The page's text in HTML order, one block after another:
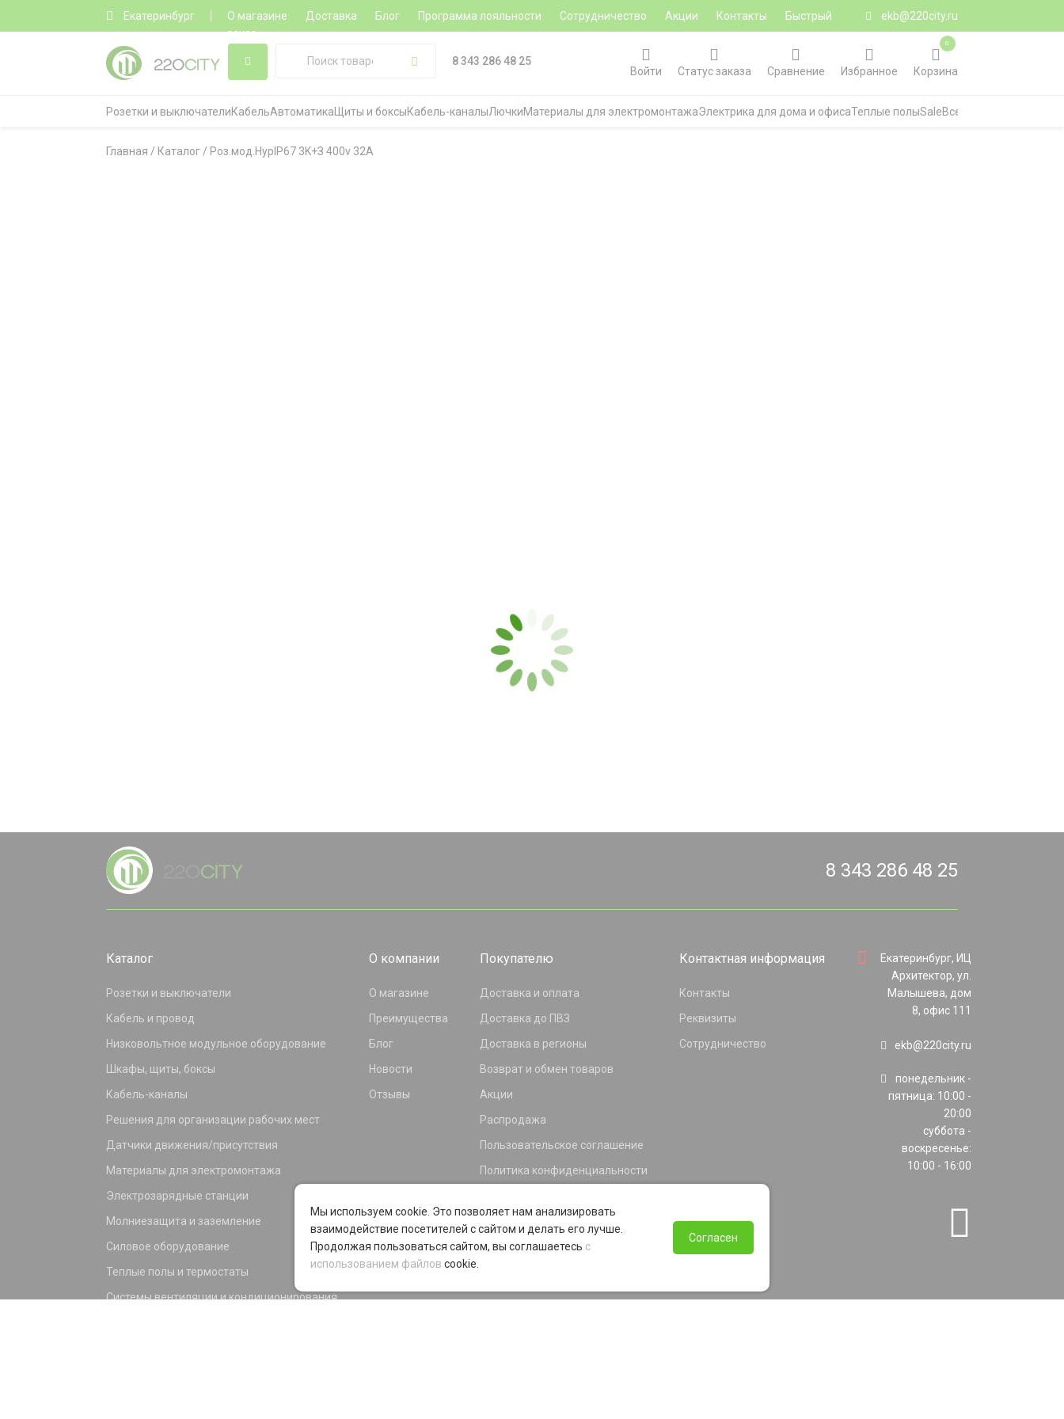
Екатеринбург О магазине Доставка Блог Программа лояльности Сотрудничество Акции Контакты
Быстрый
заказ
ekb@220city.ru
8 343 286 48 25
Войти
Статус заказа Сравнение Избранное Корзина
0
Розетки и выключателиКабельАвтоматика Щиты и боксыКабель-каналыЛючкиМатериалы для электромонтажаЭлектрика для дома и офисаТеплые полыSaleВсе категории
Главная / Каталог / Роз.мод.HypIP67 3K+З 400v 32A
8 343 286 48 25
Каталог
Розетки и выключатели
Кабель и провод
Низковольтное модульное оборудование
Шкафы, щиты, боксы
Кабель-каналы
Решения для организации рабочих мест
Датчики движения/присутствия
Материалы для электромонтажа
Электрозарядные станции
Молниезащита и заземление
Силовое оборудование
Теплые полы и термостаты
Системы вентиляции и кондиционирования
О компании
О магазине
Преимущества
Блог
Новости
Отзывы
Покупателю
Доставка и оплата
Доставка до ПВЗ
Доставка в регионы
Возврат и обмен товаров
Акции
Распродажа
Пользовательское соглашение
Политика конфиденциальности
Программа лояльности
Контактная информация
Контакты
Реквизиты
Сотрудничество
Екатеринбург, ИЦ
Архитектор, ул.
Малышева, дом
8, офис 111
ekb@220city.ru
понедельник -
пятница: 10:00 -
20:00
суббота -
воскресенье:
10:00 - 16:00
Мы используем cookie. Это позволяет нам анализировать
взаимодействие посетителей с сайтом и делать его лучше.
Продолжая пользоваться сайтом, вы соглашаетесь с
использованием файлов cookie.
Согласен